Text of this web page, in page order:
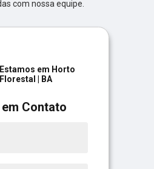
com nossa equipe.
Contato
Estamos em Horto
Florestal | BA